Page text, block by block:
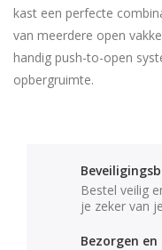
kast een perfecte
van meerdere open
handig push-to-open
opbergruimte.
Bestel veilig
je zeker van
Bezorgen